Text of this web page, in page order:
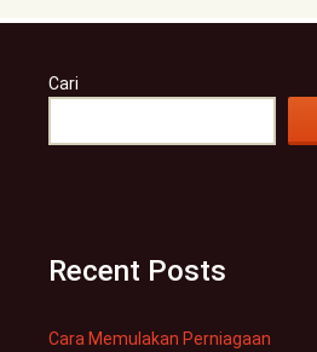
Cari
Recent Posts
Cara Memulakan Perniagaan